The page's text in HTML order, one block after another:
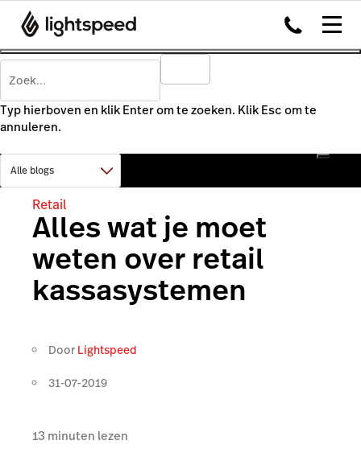
Typ hierboven en klik Enter om te zoeken. Klik Esc om te
annuleren.
Retail
Alles wat je moet
weten over retail
kassasystemen
Door Lightspeed
31-07-2019
13 minuten lezen